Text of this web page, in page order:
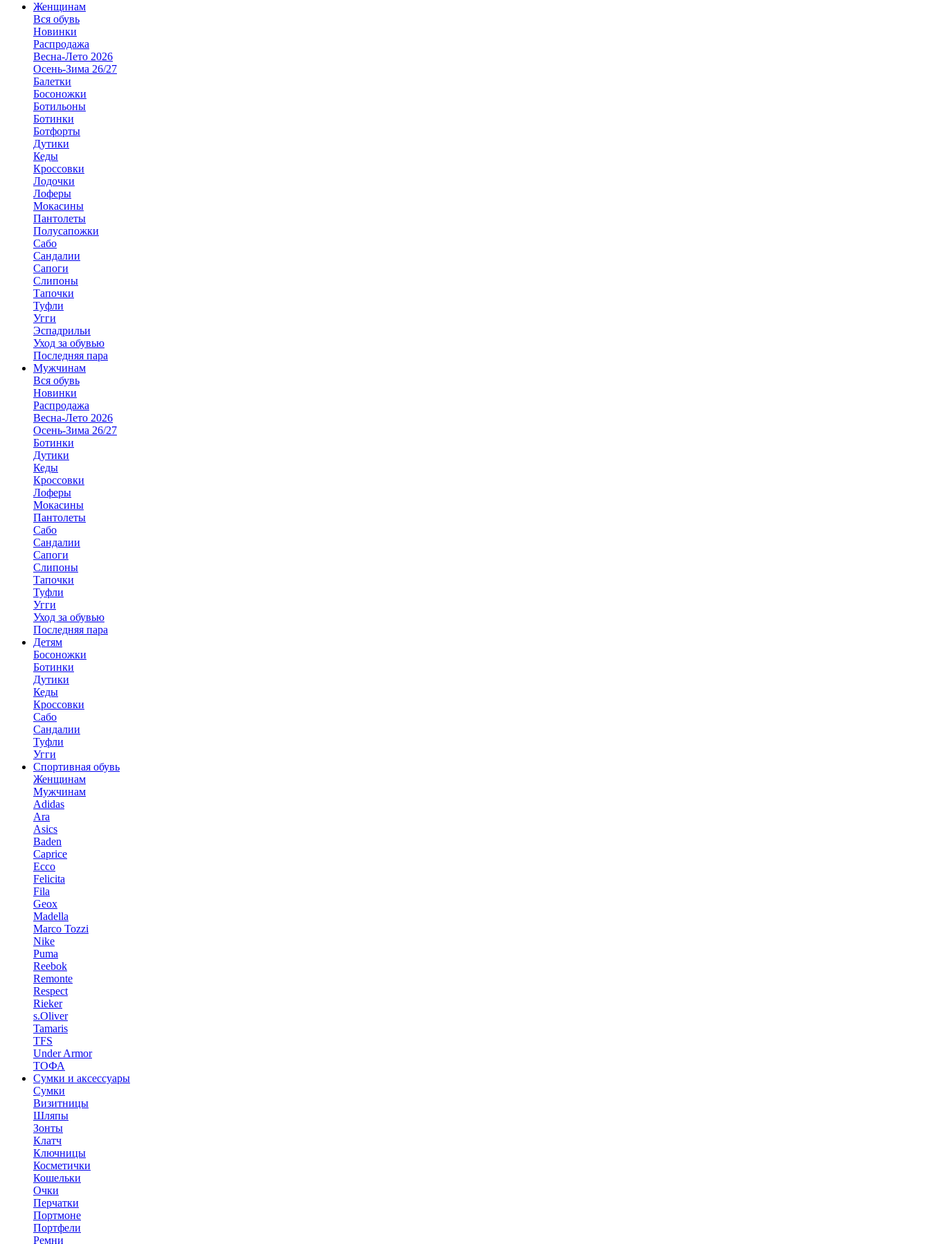
Женщинам
Вся обувь
Новинки
Распродажа
Весна-Лето 2026
Осень-Зима 26/27
Балетки
Босоножки
Ботильоны
Ботинки
Ботфорты
Дутики
Кеды
Кроссовки
Лодочки
Лоферы
Мокасины
Пантолеты
Полусапожки
Сабо
Сандалии
Сапоги
Слипоны
Тапочки
Туфли
Угги
Эспадрильи
Уход за обувью
Последняя пара
Мужчинам
Вся обувь
Новинки
Распродажа
Весна-Лето 2026
Осень-Зима 26/27
Ботинки
Дутики
Кеды
Кроссовки
Лоферы
Мокасины
Пантолеты
Сабо
Сандалии
Сапоги
Слипоны
Тапочки
Туфли
Угги
Уход за обувью
Последняя пара
Детям
Босоножки
Ботинки
Дутики
Кеды
Кроссовки
Сабо
Сандалии
Туфли
Угги
Спортивная обувь
Женщинам
Мужчинам
Adidas
Ara
Asics
Baden
Caprice
Ecco
Felicita
Fila
Geox
Madella
Marco Tozzi
Nike
Puma
Reebok
Remonte
Respect
Rieker
s.Oliver
Tamaris
TFS
Under Armor
ТОФА
Сумки и аксессуары
Сумки
Визитницы
Шляпы
Зонты
Клатч
Ключницы
Косметички
Кошельки
Очки
Перчатки
Портмоне
Портфели
Ремни